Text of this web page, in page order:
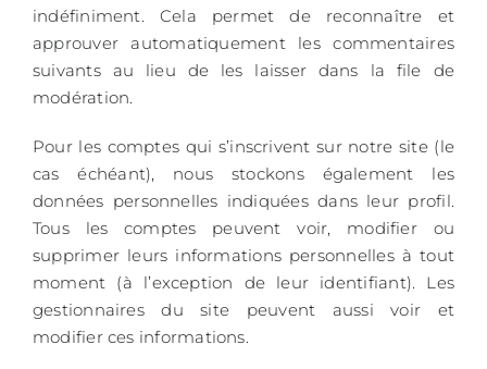
indéfiniment. Cela permet de reconnaître et
approuver automatiquement les commentaires
suivants au lieu de les laisser dans la file de
modération.
Pour les comptes qui s’inscrivent sur notre site (le
cas échéant), nous stockons également les
données personnelles indiquées dans leur profil.
Tous les comptes peuvent voir, modifier ou
supprimer leurs informations personnelles à tout
moment (à l’exception de leur identifiant). Les
gestionnaires du site peuvent aussi voir et
modifier ces informations.